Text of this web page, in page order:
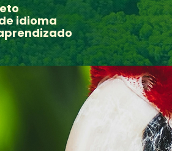
idioma